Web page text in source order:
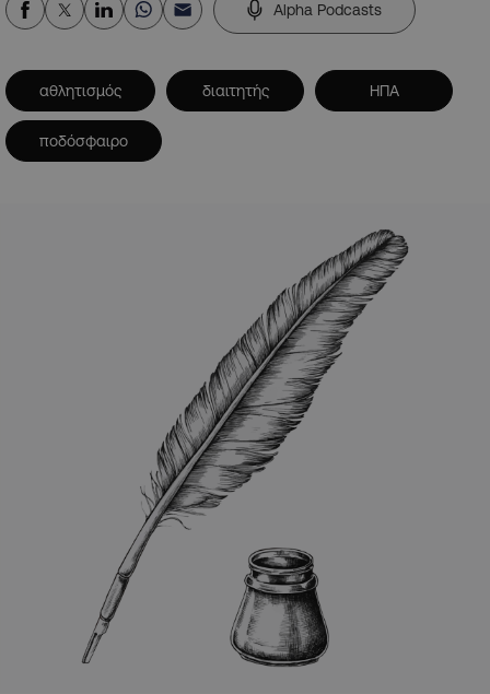
Alpha Podcasts
αθλητισμός διαιτητής ΗΠΑ
ποδόσφαιρο